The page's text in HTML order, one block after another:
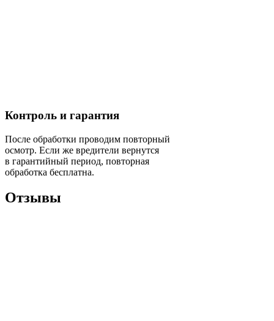
Контроль и гарантия
После обработки проводим повторный
осмотр. Если же вредители вернутся
в гарантийный период, повторная
обработка бесплатна.
Отзывы